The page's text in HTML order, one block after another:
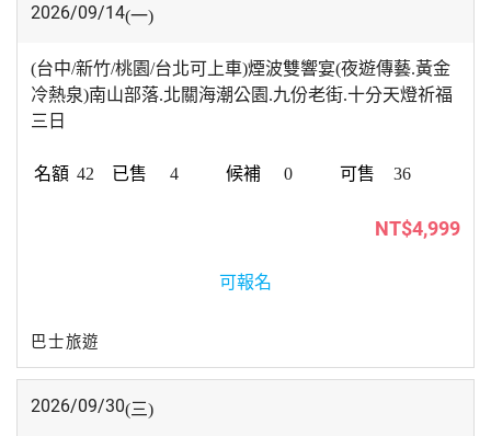
2026/09/14(一)
(台中/新竹/桃園/台北可上車)煙波雙響宴(夜遊傳藝.黃金
冷熱泉)南山部落.北關海潮公園.九份老街.十分天燈祈福
三日
42 4 0 36
NT$4,999
可報名
巴士旅遊
2026/09/30(三)